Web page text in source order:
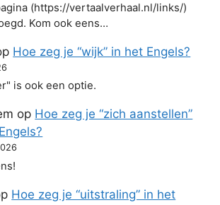
(https://vertaalverhaal.nl/links/)
Kom ook eens…
Hoe zeg je “wijk” in het Engels?
is ook een optie.
op Hoe zeg je “zich aanstellen”
Hoe zeg je “uitstraling” in het